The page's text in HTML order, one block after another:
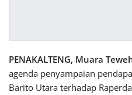
PENAKALTENG, Muara
agenda penyampaian
Barito Utara terhadap